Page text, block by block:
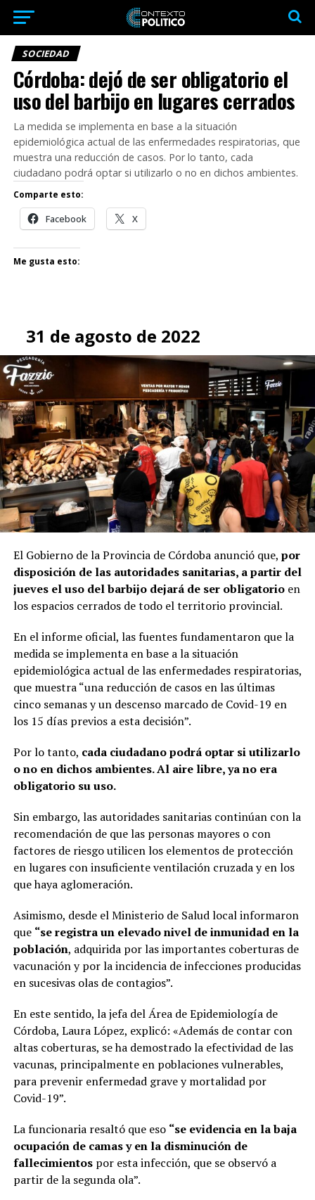
SOCIEDAD
Córdoba: dejó de ser obligatorio el
uso del barbijo en lugares cerrados
La medida se implementa en base a la situación
epidemiológica actual de las enfermedades respiratorias, que
muestra una reducción de casos. Por lo tanto, cada
ciudadano podrá optar si utilizarlo o no en dichos ambientes.
Comparte esto:
Facebook X
Me gusta esto:
31 de agosto de 2022
El Gobierno de la Provincia de Córdoba anunció que, por
disposición de las autoridades sanitarias, a partir del
jueves el uso del barbijo dejará de ser obligatorioen
los espacios cerrados de todo el territorio provincial.
En el informe oficial, las fuentes fundamentaron que la
medida se implementa en base a la situación
epidemiológica actual de las enfermedades respiratorias,
que muestra “una reducción de casos en las últimas
cinco semanas y un descenso marcado de Covid-19 en
los 15 días previos a esta decisión”.
Por lo tanto, cada ciudadano podrá optar si utilizarlo
o no en dichos ambientes. Al aire libre, ya no era
obligatorio su uso.
Sin embargo, las autoridades sanitarias continúan con la
recomendación de que las personas mayores o con
factores de riesgo utilicen los elementos de protección
en lugares con insuficiente ventilación cruzada y en los
que haya aglomeración.
Asimismo, desde el Ministerio de Salud local informaron
que “se registra un elevado nivel de inmunidad en la
población, adquirida por las importantes coberturas de
vacunación y por la incidencia de infecciones producidas
en sucesivas olas de contagios”.
En este sentido, la jefa del Área de Epidemiología de
Córdoba, Laura López, explicó: «Además de contar con
altas coberturas, se ha demostrado la efectividad de las
vacunas, principalmente en poblaciones vulnerables,
para prevenir enfermedad grave y mortalidad por
Covid-19”.
La funcionaria resaltó que eso “se evidencia en la baja
ocupación de camas y en la disminución de
fallecimientospor esta infección, que se observó a
partir de la segunda ola”.